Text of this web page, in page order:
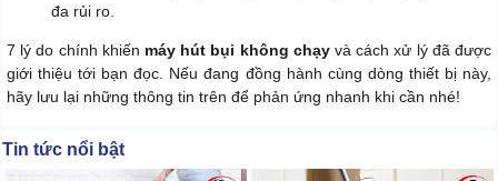
đa rủi ro.
7 lý do chính khiến máy hút bụi không chạyvà cách xử lý đã được
giới thiệu tới bạn đọc. Nếu đang đồng hành cùng dòng thiết bị này,
hãy lưu lại những thông tin trên để phản ứng nhanh khi cần nhé!
Tin tức nổi bật